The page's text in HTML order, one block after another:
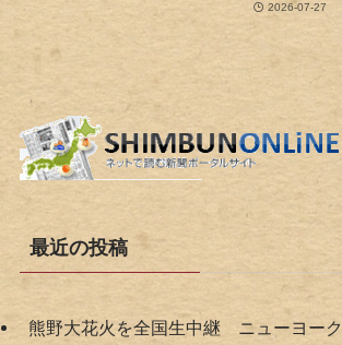
2026-07-27
最近の投稿
熊野大花火を全国生中継 ニューヨー